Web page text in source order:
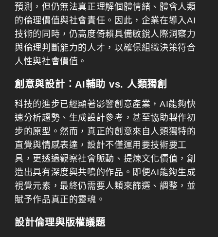
預測，但仍無法真正理解個體情緒、體會人類
的倫理價值與社會責任。因此，企業在導入AI
技術的同時，仍高度倚賴具備敏銳人際洞察力
與倫理判斷能力的人才，以確保組織決策符合
人性與社會價值。
創意與設計：AI輔助 vs. 人類獨創
科技的進步已經顯著影響創意產業，AI能夠快
速分析趨勢、生成設計參考，甚至協助製作初
步的原型。然而，真正的創意來自人類獨特的
直覺與情感表達，設計不僅運用要技術要工
具，更透過觀察社會脈動、提煉文化價值，創
造出具有深度與共鳴的作品。即便AI能夠生成
視覺元素，最終仍需要人類來篩選、調整，並
賦予作品真正的靈魂。
設計倫理與版權議題